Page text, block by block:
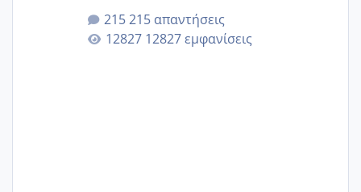
215 απαντήσεις
12827 εμφανίσεις